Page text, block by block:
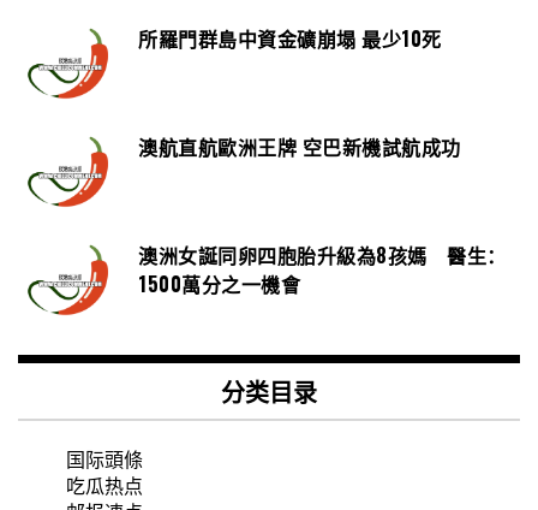
所羅門群島中資金礦崩塌 最少10死
澳航直航歐洲王牌 空巴新機試航成功
澳洲女誕同卵四胞胎升級為8孩媽 醫生：
1500萬分之一機會
分类目录
国际頭條
吃瓜热点